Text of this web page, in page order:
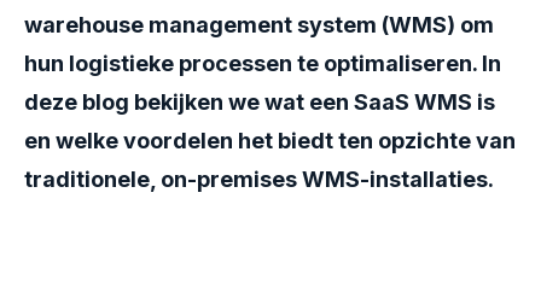
warehouse management system (WMS) om
hun logistieke processen te optimaliseren. In
deze blog bekijken we wat een SaaS WMS is
en welke voordelen het biedt ten opzichte van
traditionele, on-premises WMS-installaties.